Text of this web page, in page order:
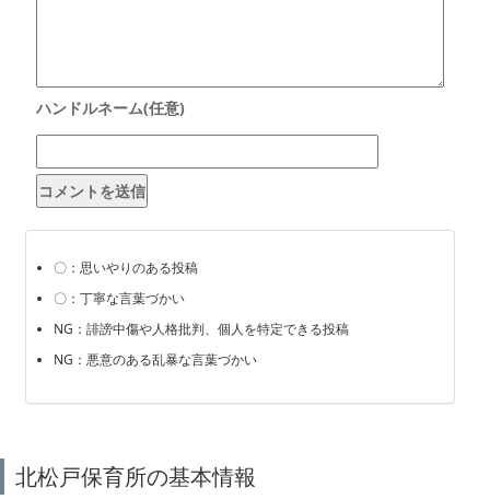
〇：思いやりのある投稿
〇：丁寧な言葉づかい
NG：誹謗中傷や人格批判、個人を特定できる投稿
NG：悪意のある乱暴な言葉づかい
北松戸保育所の基本情報